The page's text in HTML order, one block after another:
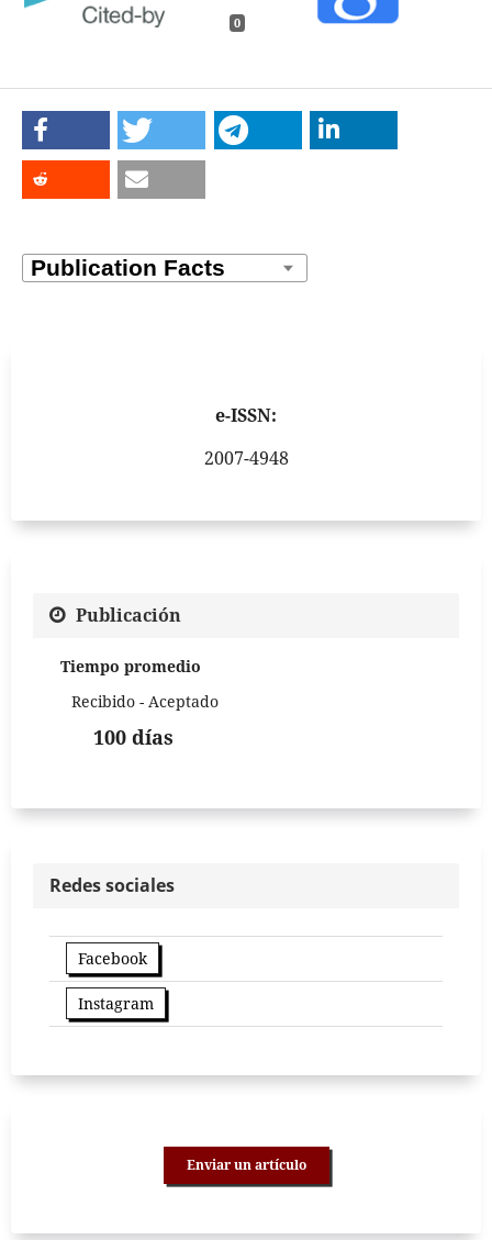
0
e-ISSN:
2007-4948
Publicación
Tiempo promedio
Recibido - Aceptado
100 días
Redes sociales
Facebook
Instagram
Enviar un artículo